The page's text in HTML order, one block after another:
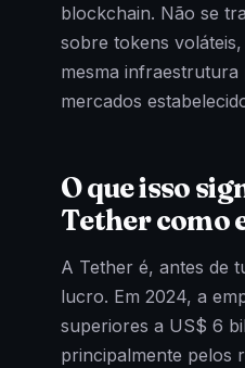
blockchain. Não se
sobre tokens
mesma
mercados
O que isso
Tether como
A Tether é, antes de
lucro. Em 2024, a
superiores a US$ 6
principalmente pelos